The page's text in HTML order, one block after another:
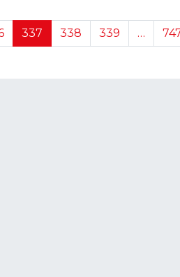
noticias
337 338 339 …